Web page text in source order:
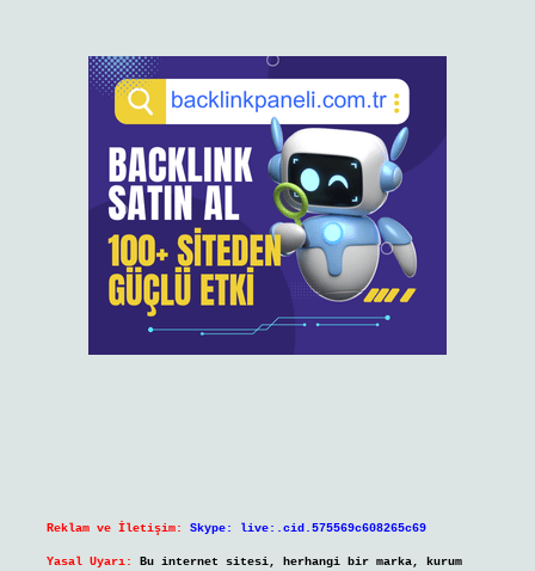
Reklam ve İletişim: Skype: live:.cid.575569c608265c69
Yasal Uyarı:
Bu internet sitesi, herhangi bir marka, kurum